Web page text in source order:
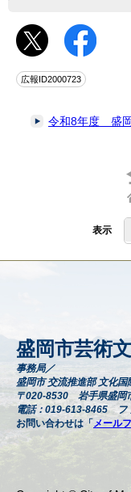
広報ID2000723
令和8年度 盛
表示
盛岡市芸術
事務局／
盛岡市 交流推進部 文化国
〒020-8530 岩手県盛岡
電話：019-613-8465 フ
お問い合わせは「 メール